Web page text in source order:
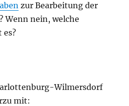
zur Bearbeitung der
Wenn nein, welche
es?
Wilmersdorf
mit: